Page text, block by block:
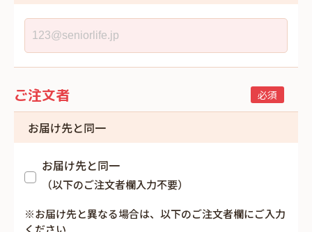
ご注文者
お届け先と同一
お届け先と同一
（以下のご注文者欄入力不要）
※お届け先と異なる場合は、以下のご注文者欄にご入力
ください